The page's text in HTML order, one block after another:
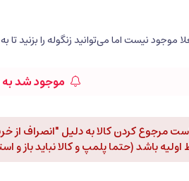
موجود شد به
مرجوع کردن کالا به دلیل "انصراف از
اولیه باشد (حتما پلمپ و کالا نباید باز و